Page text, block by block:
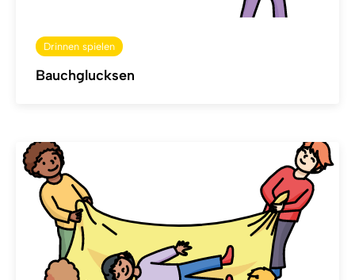
Drinnen spielen
Bauchglucksen